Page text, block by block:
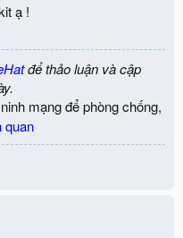
ạ !
để thảo luận và cập
mạng để phòng chống,
quan